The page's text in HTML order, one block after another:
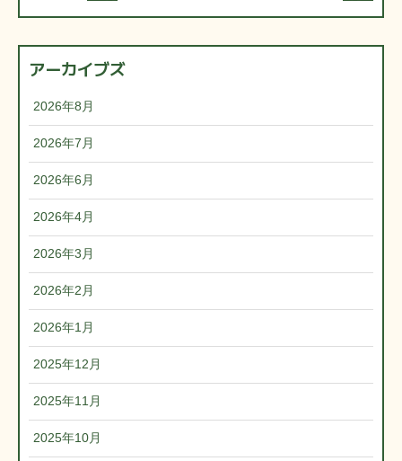
アーカイブズ
2026年8月
2026年7月
2026年6月
2026年4月
2026年3月
2026年2月
2026年1月
2025年12月
2025年11月
2025年10月